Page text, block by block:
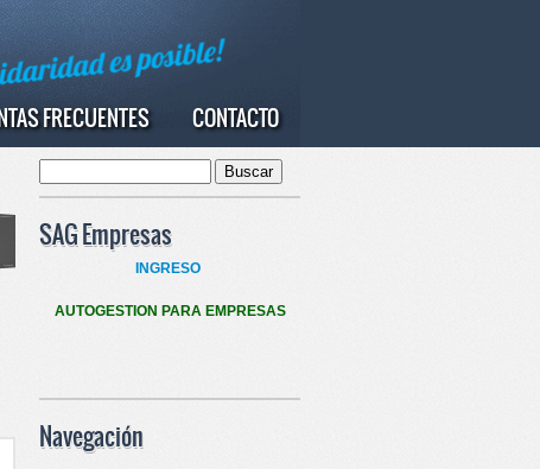
FRECUENTES CONTACTO
Formulario de búsqueda
SAG Empresas
INGRESO
AUTOGESTION PARA EMPRESAS
Navegación